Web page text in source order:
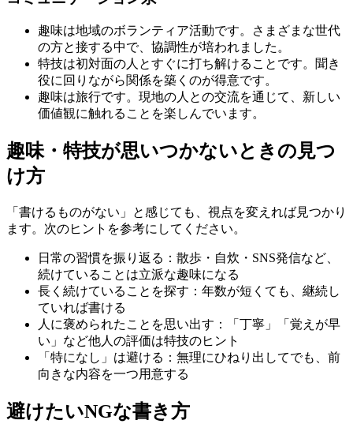
趣味は地域のボランティア活動です。さまざまな世代
の方と接する中で、協調性が培われました。
特技は初対面の人とすぐに打ち解けることです。聞き
役に回りながら関係を築くのが得意です。
趣味は旅行です。現地の人との交流を通じて、新しい
価値観に触れることを楽しんでいます。
趣味・特技が思いつかないときの見つ
け方
「書けるものがない」と感じても、視点を変えれば見つかり
ます。次のヒントを参考にしてください。
日常の習慣を振り返る：散歩・自炊・SNS発信など、
続けていることは立派な趣味になる
長く続けていることを探す：年数が短くても、継続し
ていれば書ける
人に褒められたことを思い出す：「丁寧」「覚えが早
い」など他人の評価は特技のヒント
「特になし」は避ける：無理にひねり出してでも、前
向きな内容を一つ用意する
避けたいNGな書き方